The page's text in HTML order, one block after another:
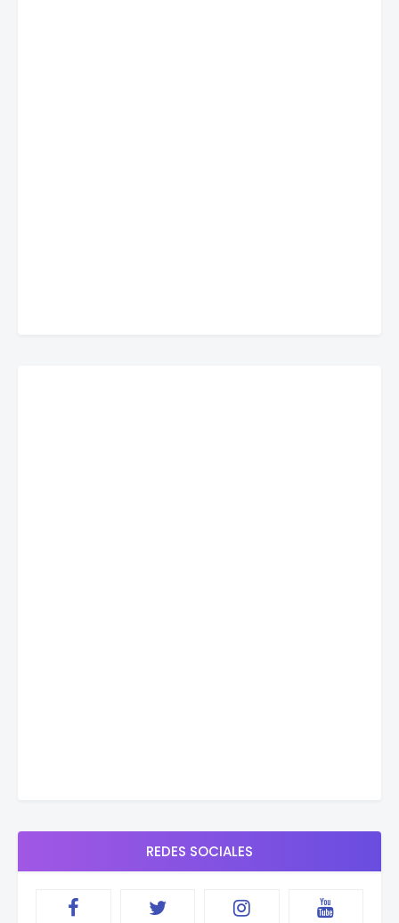
REDES SOCIALES